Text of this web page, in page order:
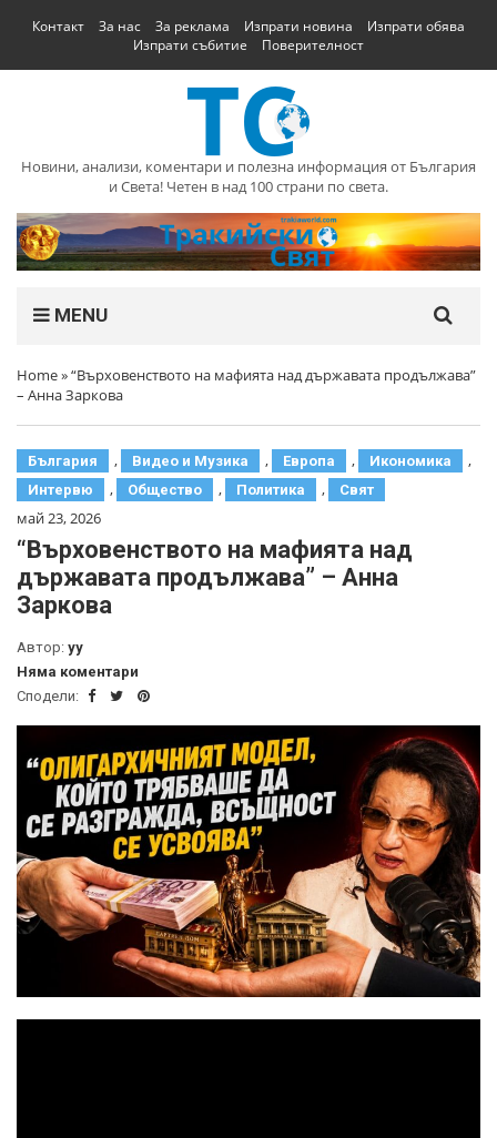
Контакт За нас За реклама Изпрати новина
Изпрати обява
Изпрати събитие
Поверителност
Новини, анализи, коментари и полезна информация от България
и Света! Четен в над 100 страни по света.
MENU
Home»“Върховенството на мафията над държавата продължава”
– Анна Заркова
България , Видео и Музика , Европа , Икономика ,
Интервю , Общество , Политика , Свят
май 23, 2026
“Върховенството на мафията над
държавата продължава” – Анна
Заркова
Автор: yy
Няма коментари
Сподели: